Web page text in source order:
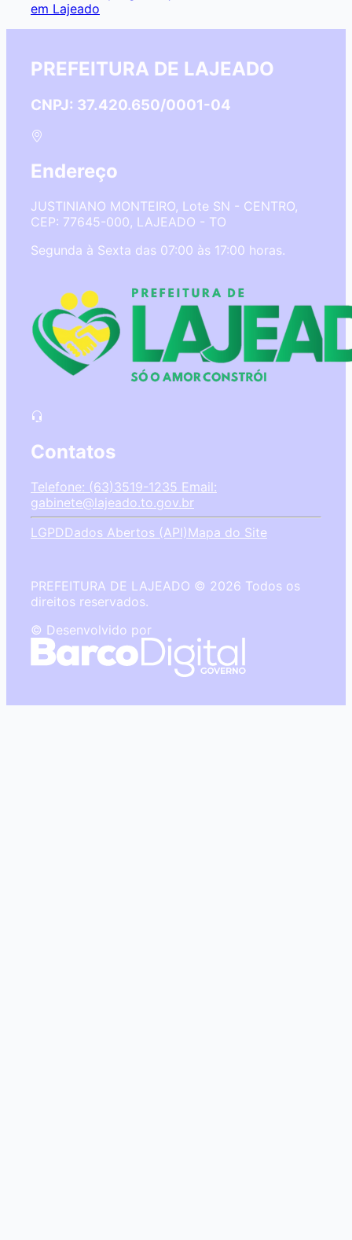
em Lajeado
PREFEITURA DE LAJEADO
CNPJ: 37.420.650/0001-04
Endereço
JUSTINIANO MONTEIRO, Lote SN - CENTRO,
CEP: 77645-000, LAJEADO - TO
Segunda à Sexta das 07:00 às 17:00 horas.
Contatos
Telefone: (63)3519-1235 Email:
gabinete@lajeado.to.gov.br
LGPDDados Abertos (API)Mapa do Site
PREFEITURA DE LAJEADO © 2026 Todos os
direitos reservados.
© Desenvolvido por